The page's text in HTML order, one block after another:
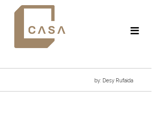
by: Desy Rufaida